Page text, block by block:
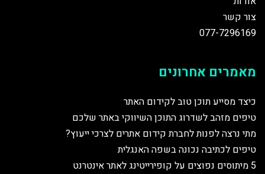
צור קשר
077-7296169
מאמרים אחרונים
כיצד מסייע תוכן טוב לקידום האתר
טיפים מזהב לשדרוג התוכן השיווקי באתר שלכם
מתי נרצה לפנות לחברת קידום אתרים לצרכי ייעוץ?
טיפים לכתיבה נכונה בשפה האנגלית
5 מיתוסים נפוצים על קופירייטינג לאתר אינטרנט